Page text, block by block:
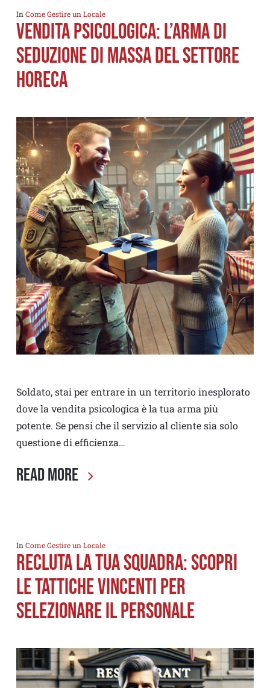
In Come Gestire un Locale
Vendita psicologica: l’arma di
seduzione DI MASSA del settore
horeca
Soldato, stai per entrare in un territorio inesplorato
dove la vendita psicologica è la tua arma più
potente. Se pensi che il servizio al cliente sia solo
questione di efficienza…
Read More
In Come Gestire un Locale
Recluta la Tua squadra: Scopri
le Tattiche vincenti per
Selezionare il personale